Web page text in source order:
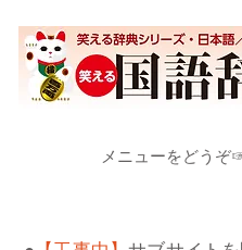
メニューをどうぞ